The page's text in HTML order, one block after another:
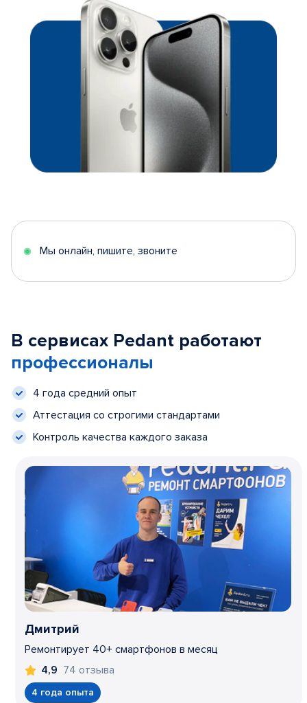
Мы онлайн, пишите, звоните
В сервисах Pedant работают
профессионалы
4 года средний опыт
Аттестация со строгими стандартами
Контроль качества каждого заказа
Дмитрий
Ремонтирует 40+ смартфонов в месяц
4,9 74 отзыва
4 года опыта